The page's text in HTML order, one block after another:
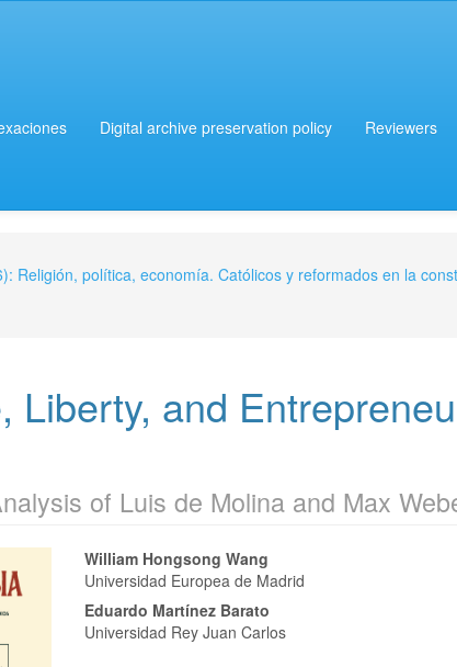
Digital archive preservation policy Reviewers
Religión, política, economía. Católicos y reformados en la
Liberty, and
of Luis de Molina and Max
William Hongsong Wang
Universidad Europea de Madrid
Eduardo Martínez Barato
Universidad Rey Juan Carlos